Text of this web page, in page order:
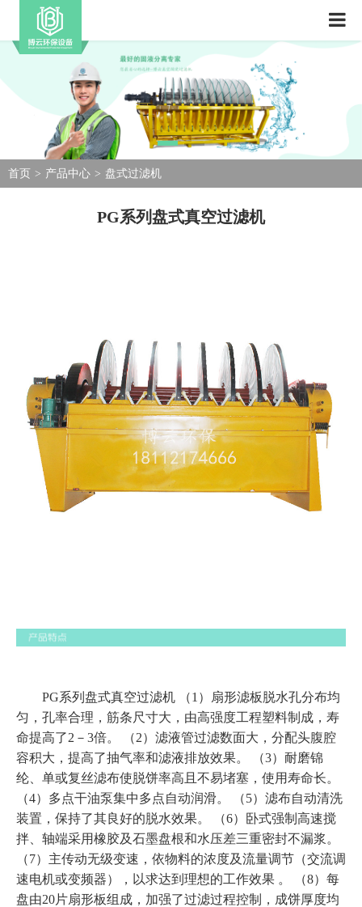
首页 > 产品中心 > 盘式过滤机
PG系列盘式真空过滤机
PG系列盘式真空过滤机 （1）扇形滤板脱水孔分布均
匀，孔率合理，筋条尺寸大，由高强度工程塑料制成，寿
命提高了2－3倍。 （2）滤液管过滤数面大，分配头腹腔
容积大，提高了抽气率和滤液排放效果。 （3）耐磨锦
纶、单或复丝滤布使脱饼率高且不易堵塞，使用寿命长。
（4）多点干油泵集中多点自动润滑。 （5）滤布自动清洗
装置，保持了其良好的脱水效果。 （6）卧式强制高速搅
拌、轴端采用橡胶及石墨盘根和水压差三重密封不漏浆。
（7）主传动无级变速，依物料的浓度及流量调节（交流调
速电机或变频器），以求达到理想的工作效果 。 （8）每
盘由20片扇形板组成，加强了过滤过程控制，成饼厚度均